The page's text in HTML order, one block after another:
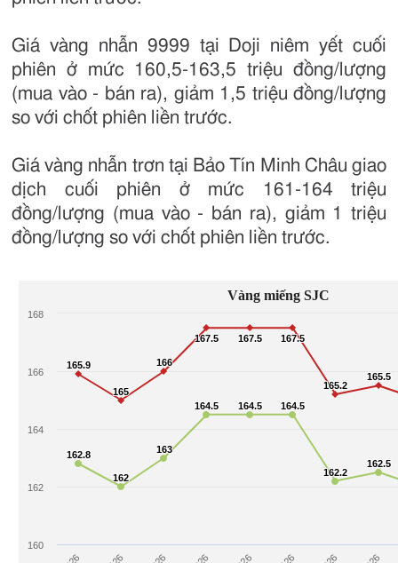
Giá vàng nhẫn 9999 tại Doji niêm yết cuối
phiên ở mức 160,5-163,5 triệu đồng/lượng
(mua vào - bán ra), giảm 1,5 triệu đồng/lượng
so với chốt phiên liền trước.
Giá vàng nhẫn trơn tại Bảo Tín Minh Châu giao
dịch cuối phiên ở mức 161-164 triệu
đồng/lượng (mua vào - bán ra), giảm 1 triệu
đồng/lượng so với chốt phiên liền trước.